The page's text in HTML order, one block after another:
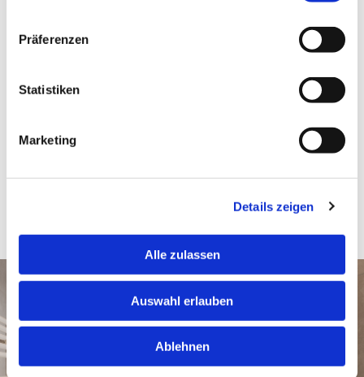
Präferenzen
Statistiken
Marketing
Details zeigen
Alle zulassen
Auswahl erlauben
Ablehnen
Installation von Duschen und Duschkabinen
Einbau von Toiletten und Sanitäranlagen
Erneuerung von Rohrleitungen
Erste Hilfe bei Leitungsschäden